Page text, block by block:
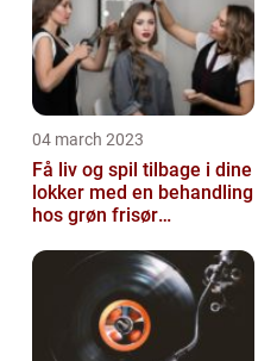
04 march 2023
Få liv og spil tilbage i dine
lokker med en behandling
hos grøn frisør